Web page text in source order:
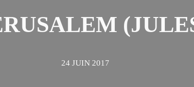
24 JUIN 2017